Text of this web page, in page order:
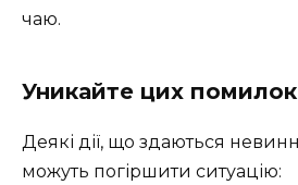
чаю.
Уникайте цих помилок
Деякі дії, що здаються
можуть погіршити ситуацію: